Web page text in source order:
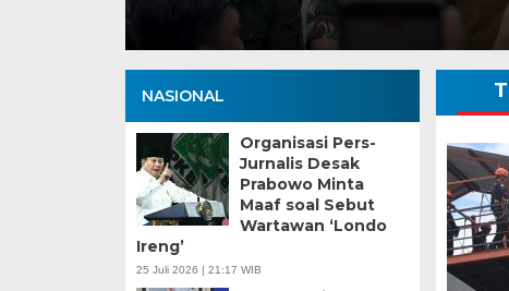
NASIONAL
Organisasi Pers-
Jurnalis Desak
Prabowo Minta
Maaf soal Sebut
Wartawan ‘Londo
Ireng’
25 Juli 2026 | 21:17 WIB